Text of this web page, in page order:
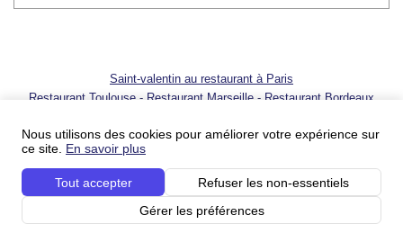
Saint-valentin au restaurant à Paris
Restaurant Toulouse - Restaurant Marseille - Restaurant Bordeaux
interdite
Ajouter votre restaurant
Conditions du service-Conditions du service pour les professionnels-Politique sur
la vie privée-Votre publicité sur SortirAuResto.com-SortirAuResto recrute
Nos partenaires : Les restos – guide de restaurants
Nous utilisons des cookies pour améliorer votre expérience sur
ce site. En savoir plus
Tout accepter
Refuser les non-essentiels
Gérer les préférences